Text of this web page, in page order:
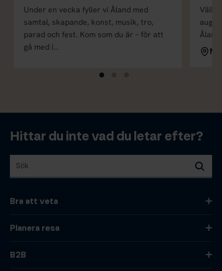
Under en vecka fyller vi Åland med
samtal, skapande, konst, musik, tro,
parad och fest. Kom som du är – för att
gå med i…
Hittar du inte vad du letar efter?
Sök
Bra att veta
Planera resa
B2B